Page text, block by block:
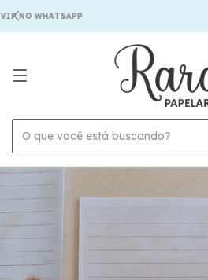
NO WHATSAPP